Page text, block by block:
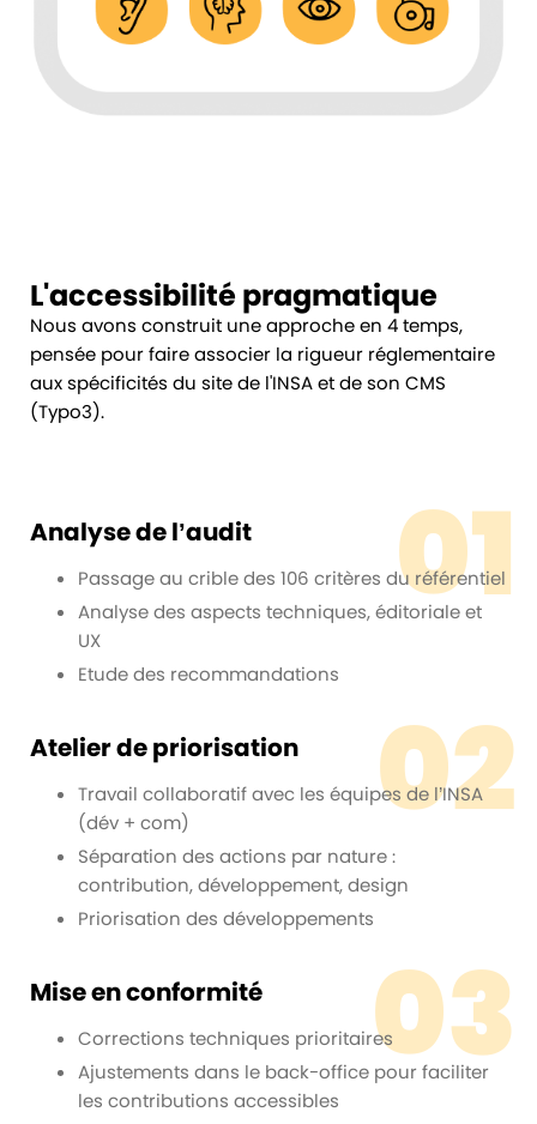
L'accessibilité pragmatique
Nous avons construit une approche en 4 temps,
pensée pour faire associer la rigueur réglementaire
aux spécificités du site de l'INSA et de son CMS
(Typo3).
01
Analyse de l’audit
Passage au crible des 106 critères du référentiel
Analyse des aspects techniques, éditoriale et
UX
Etude des recommandations
02
Atelier de priorisation
Travail collaboratif avec les équipes de l’INSA
(dév + com)
Séparation des actions par nature :
contribution, développement, design
Priorisation des développements
03
Mise en conformité
Corrections techniques prioritaires
Ajustements dans le back-office pour faciliter
les contributions accessibles